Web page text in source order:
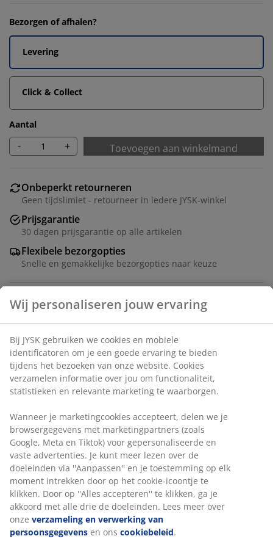
Bezorgen of afhalen?
Levering
Click & Collect
Aantal
- + Toevoegen aan winkelmand
Onbeperkt retourneren
Geen tijdslimiet - retourneer in iedere JYSK-winkel
Prijsgarantie
30 dagen prijsgarantie op alle artikelen
Flexibele bezorgopties
Snelle en gemakkelijke bezorgopties naar keuze
Artikelnummer: 1853300
Specificaties
Beoordelingen
(0)
Levering
Wij personaliseren jouw ervaring
Bij JYSK gebruiken we cookies en mobiele
identificatoren om je een goede ervaring te bieden
tijdens het bezoeken van onze website. Cookies
verzamelen informatie over jou om functionaliteit,
statistieken en relevante marketing te waarborgen.
Wanneer je marketingcookies accepteert, delen we je
browsergegevens met marketingpartners (zoals
Google, Meta en Tiktok) voor gepersonaliseerde en
vaste advertenties. Je kunt meer lezen over de
doeleinden via ''Aanpassen'' en je toestemming op elk
moment intrekken door op het cookie-icoontje te
klikken. Door op ''Alles accepteren'' te klikken, ga je
akkoord met alle drie de doeleinden. Lees meer over
onze verzameling en verwerking van
persoonsgegevens en ons cookiebeleid.